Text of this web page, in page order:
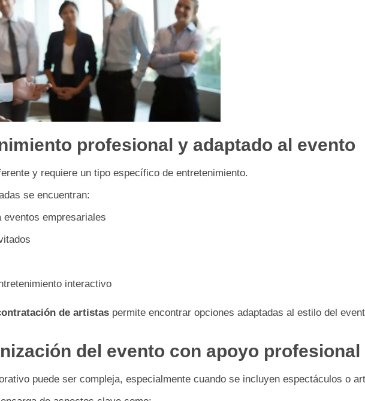
profesional y adaptado al evento
y requiere un tipo específico de entretenimiento.
se encuentran:
empresariales
interactivo
de artistas permite encontrar opciones adaptadas al estilo del
del evento con apoyo profesional
puede ser compleja, especialmente cuando se incluyen espectáculos o